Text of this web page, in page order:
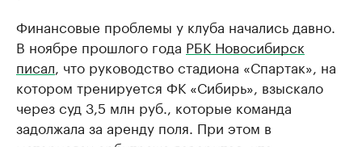
Финансовые проблемы у клуба начались давно.
В ноябре прошлого года РБК Новосибирск
писал , что руководство стадиона «Спартак», на
котором тренируется ФК «Сибирь», взыскало
через суд 3,5 млн руб., которые команда
задолжала за аренду поля. При этом в